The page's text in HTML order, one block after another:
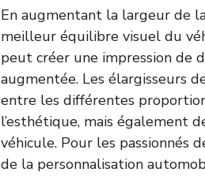
En augmentant la largeur de
meilleur équilibre visuel du
peut créer une impression de
augmentée. Les élargisseurs
entre les différentes
l’esthétique, mais également
véhicule. Pour les passionnés
de la personnalisation